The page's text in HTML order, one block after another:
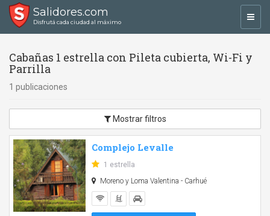
Salidores.com
Disfrutá cada ciudad al máximo
Cabañas 1 estrella con Pileta cubierta, Wi-Fi y
Parrilla
1 publicaciones
Mostrar filtros
Complejo Levalle
1 estrella
Moreno y Loma Valentina - Carhué